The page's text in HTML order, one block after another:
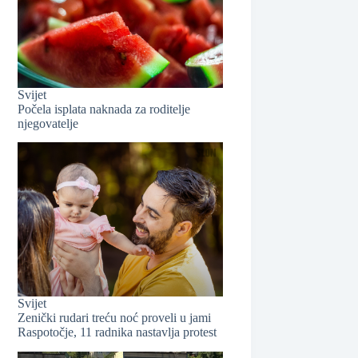
Svijet
Počela isplata naknada za roditelje
njegovatelje
Svijet
Zenički rudari treću noć proveli u jami
Raspotočje, 11 radnika nastavlja protest
❆
❆